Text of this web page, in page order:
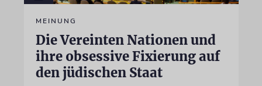
MEINUNG
Die Vereinten Nationen und
ihre obsessive Fixierung auf
den jüdischen Staat